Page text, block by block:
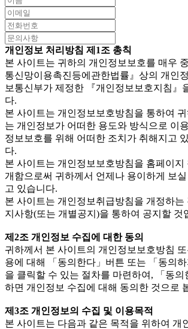
개인정보 처리방침 제1조 총칙
본 사이트는 귀하의 개인정보보호를 매우
통신망이용촉진등에관한법률』상의 개인
보통신부가 제정한 『개인정보보호지침』
다.
본 사이트는 개인정보보호방침을 통하여 귀
는 개인정보가 어떠한 용도와 방식으로 이
정보보호를 위해 어떠한 조치가 취해지고
다.
본 사이트는 개인정보보호방침을 홈페이지
개함으로써 귀하께서 언제나 용이하게 보
고 있습니다.
본 사이트는 개인정보취급방침을 개정하는
지사항(또는 개별공지)을 통하여 공지할 것
제2조 개인정보 수집에 대한 동의
귀하께서 본 사이트의 개인정보보호방침
용에 대해 「동의한다」버튼 또는 「동의
을 클릭할 수 있는 절차를 마련하여, 「동의
하면 개인정보 수집에 대해 동의한 것으로
제3조 개인정보의 수집 및 이용목적
본 사이트는 다음과 같은 목적을 위하여 개